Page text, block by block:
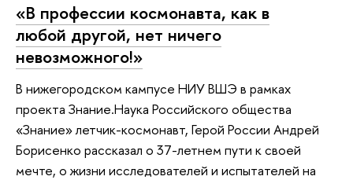
«В профессии космонавта, как в
любой другой, нет ничего
невозможного!»
В нижегородском кампусе НИУ ВШЭ в рамках
проекта Знание.Наука Российского общества
«Знание» летчик-космонавт, Герой России Андрей
Борисенко рассказал о 37-летнем пути к своей
мечте, о жизни исследователей и испытателей на